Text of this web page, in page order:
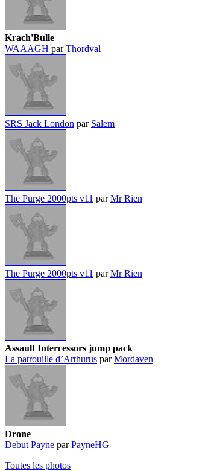
Krach'Bulle
WAAAGH parThordval
SRS Jack London par Salem
The Purge 2000pts v11 parMr Rien
The Purge 2000pts v11 parMr Rien
Assault Intercessors jump pack
La patrouille d’Arthurus parMordaven
Drone
Debut Payne parPayneHG
Toutes les photos